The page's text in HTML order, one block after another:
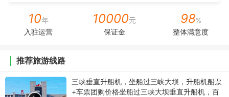
10年
入驻运营
10000元
保证金
98%
整体满意度
推荐旅游线路
三峡垂直升船机，坐船过三峡大坝，升船机船票
+车票团购价格坐船过三峡大坝垂直升船机，百